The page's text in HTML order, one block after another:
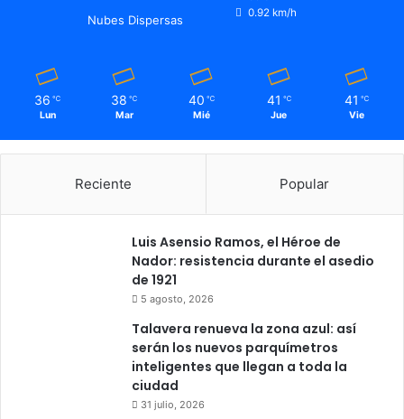
Nubes Dispersas
0.92 km/h
36 ℃
Lun
38 ℃
Mar
40 ℃
Mié
41 ℃
Jue
41 ℃
Vie
Reciente Popular
Luis Asensio Ramos, el Héroe de
Nador: resistencia durante el asedio
de 1921
5 agosto, 2026
Talavera renueva la zona azul: así
serán los nuevos parquímetros
inteligentes que llegan a toda la
ciudad
31 julio, 2026